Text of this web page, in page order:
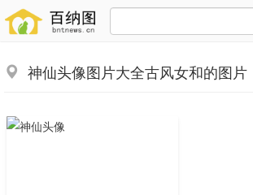
神仙头像图片大全古风女和的图片